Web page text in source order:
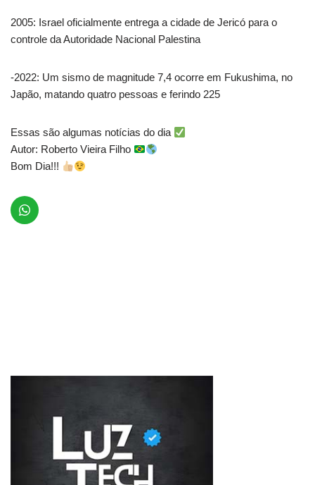
2005: Israel oficialmente entrega a cidade de Jericó para o
controle da Autoridade Nacional Palestina
-2022: Um sismo de magnitude 7,4 ocorre em Fukushima, no
Japão, matando quatro pessoas e ferindo 225
Essas são algumas notícias do dia
Autor: Roberto Vieira Filho
Bom Dia!!!